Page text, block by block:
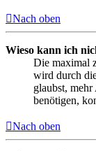
Nach oben
Wieso kann ich
Die maximal
wird durch
glaubst,
benötigen,
Nach oben